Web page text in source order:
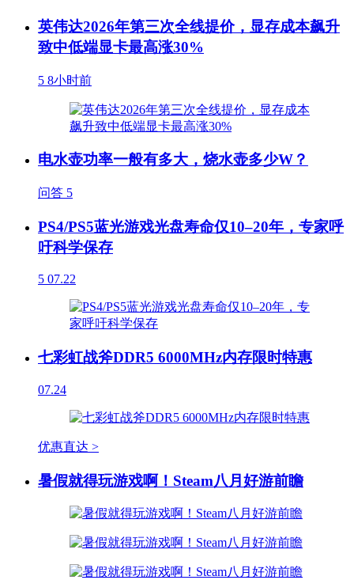
英伟达2026年第三次全线提价，显存成本飙升
致中低端显卡最高涨30%
5 8小时前
电水壶功率一般有多大，烧水壶多少W？
问答 5
PS4/PS5蓝光游戏光盘寿命仅10–20年，专家呼
吁科学保存
5 07.22
七彩虹战斧DDR5 6000MHz内存限时特惠
07.24
优惠直达 >
暑假就得玩游戏啊！Steam八月好游前瞻